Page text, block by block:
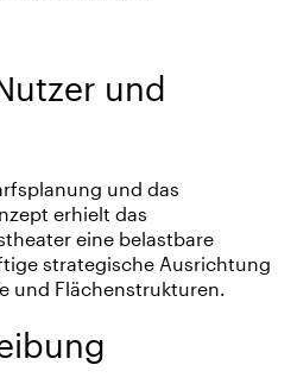
und
und das
erhielt das
eine belastbare
strategische Ausrichtung
und Flächenstrukturen.